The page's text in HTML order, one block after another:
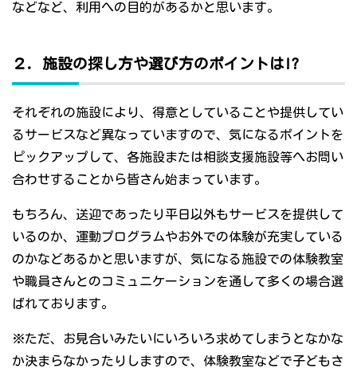
などなど、利用への目的があるかと思います。
２．施設の探し方や選び方のポイントは!?
それぞれの施設により、得意としていることや提供してい
るサービスなど異なっていますので、気になるポイントを
ピックアップして、各施設または相談支援施設等へお問い
合わせすることから皆さん始まっています。
もちろん、送迎であったり平日以外もサービスを提供して
いるのか、運動プログラムやお外での体験が充実している
のかなどあるかと思いますが、気になる施設での体験教室
や職員さんとのコミュニケーションを通して多くの場合選
ばれております。
※ただ、お見合いみたいにいろいろ求めてしまうとなかな
か決まらなかったりしますので、体験教室などで子どもさ